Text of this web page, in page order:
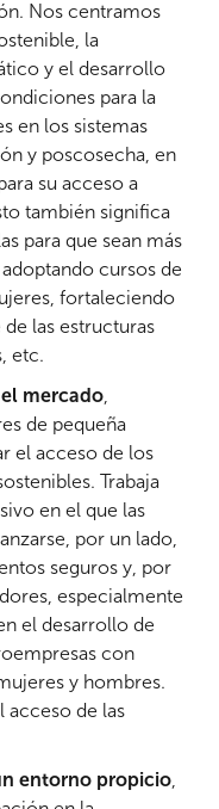
Nos centramos
la
y el desarrollo
para la
en los sistemas
y poscosecha, en
su acceso a
también significa
para que sean más
cursos de
fortaleciendo
las estructuras
etc.
mercado
de pequeña
el acceso de los
Trabaja
en el que las
por un lado,
seguros y, por
especialmente
el desarrollo de
con
y hombres.
acceso de las
entorno propicio